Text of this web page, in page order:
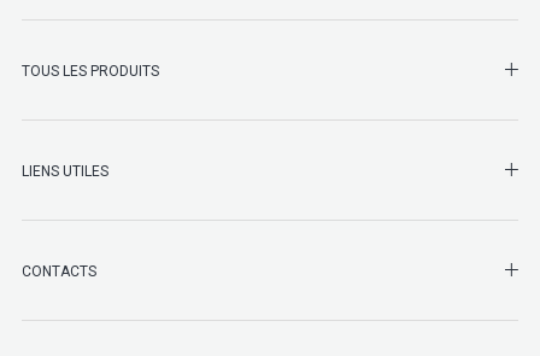
TOUS LES PRODUITS
LIENS UTILES
CONTACTS